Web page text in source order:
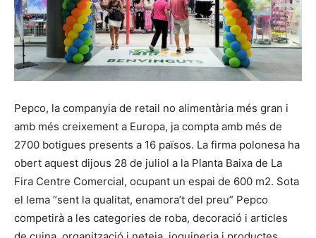
Pepco, la companyia de retail no alimentària més gran i
amb més creixement a Europa, ja compta amb més de
2700 botigues presents a 16 països. La firma polonesa ha
obert aquest dijous 28 de juliol a la Planta Baixa de La
Fira Centre Comercial, ocupant un espai de 600 m2. Sota
el lema “sent la qualitat, enamora’t del preu” Pepco
competirà a les categories de roba, decoració i articles